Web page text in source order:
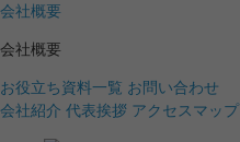
会社概要
会社概要
お役立ち資料一覧 お問い合わせ
会社紹介 代表挨拶 アクセスマップ